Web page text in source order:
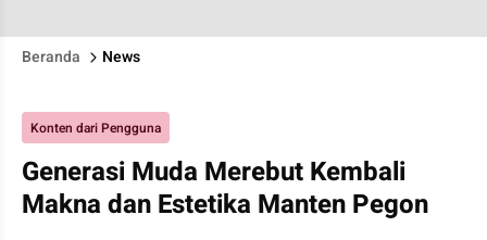
Beranda News
Konten dari Pengguna
Generasi Muda Merebut Kembali
Makna dan Estetika Manten Pegon